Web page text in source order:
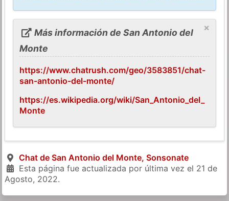
×
Más información de San Antonio del
Monte
https://www.chatrush.com/geo/3583851/chat-
san-antonio-del-monte/
https://es.wikipedia.org/wiki/San_Antonio_del_
Monte
Chat de San Antonio del Monte, Sonsonate
Esta página fue actualizada por última vez el 21 de
Agosto, 2022.